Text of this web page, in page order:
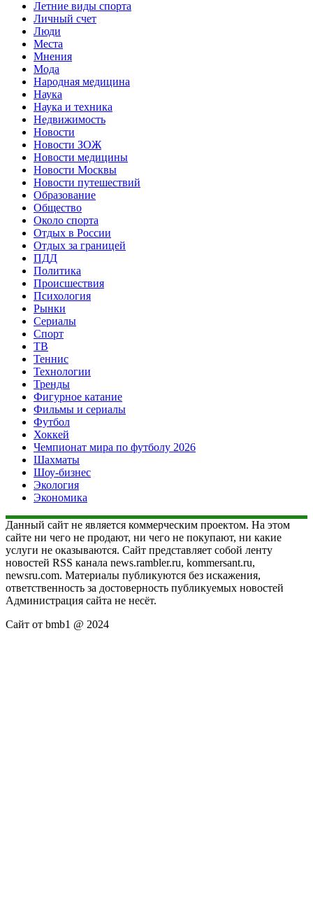
Летние виды спорта
Личный счет
Люди
Места
Мнения
Мода
Народная медицина
Наука
Наука и техника
Недвижимость
Новости
Новости ЗОЖ
Новости медицины
Новости Москвы
Новости путешествий
Образование
Общество
Около спорта
Отдых в России
Отдых за границей
ПДД
Политика
Происшествия
Психология
Рынки
Сериалы
Спорт
ТВ
Теннис
Технологии
Тренды
Фигурное катание
Фильмы и сериалы
Футбол
Хоккей
Чемпионат мира по футболу 2026
Шахматы
Шоу-бизнес
Экология
Экономика
Данный сайт не является коммерческим проектом. На этом
сайте ни чего не продают, ни чего не покупают, ни какие
услуги не оказываются. Сайт представляет собой ленту
новостей RSS канала news.rambler.ru, kommersant.ru,
newsru.com. Материалы публикуются без искажения,
ответственность за достоверность публикуемых новостей
Администрация сайта не несёт.
Сайт от bmb1 @ 2024